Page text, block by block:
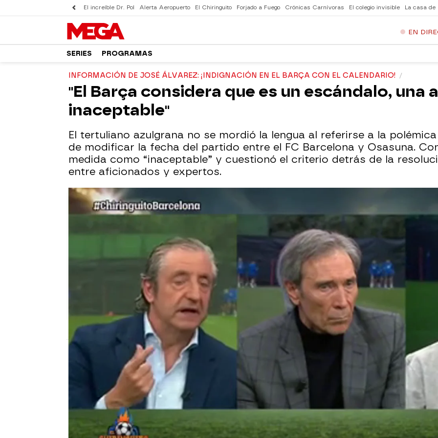
El increíble Dr. Pol Alerta Aeropuerto El Chiringuito Forjado a Fuego Crónicas Carnívoras El colegio invisible La casa de
EN
SERIES PROGRAMAS
INFORMACIÓN DE JOSÉ ÁLVAREZ: ¡INDIGNACIÓN EN EL BARÇA CON EL CALENDARIO!
''El Barça considera que es un escándalo, una
inaceptable''
El tertuliano azulgrana no se mordió la lengua al referirse a la
de modificar la fecha del partido entre el FC Barcelona y Osasuna.
medida como “inaceptable” y cuestionó el criterio detrás de la
entre aficionados y expertos.
18 de marzo de 2025, 01:06
Facebook
José Álvarez fue contundente al expresar la indignación del
FC Barcelona por el cambio de fecha del partido ante Osasuna.
Según el tertuliano azulgrana, el club considera que la decisión
tomada por la federación busca “adulterar la competición”, ya